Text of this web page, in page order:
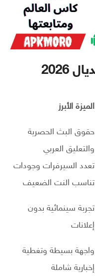
الميزة الأبرز
حقوق البث الحصرية
والتعليق العربي
تعدد السيرفرات وجودات
تناسب النت الضعيف
تجربة سينمائية بدون
إعلانات
واجهة بسيطة وتغطية
إخبارية شاملة